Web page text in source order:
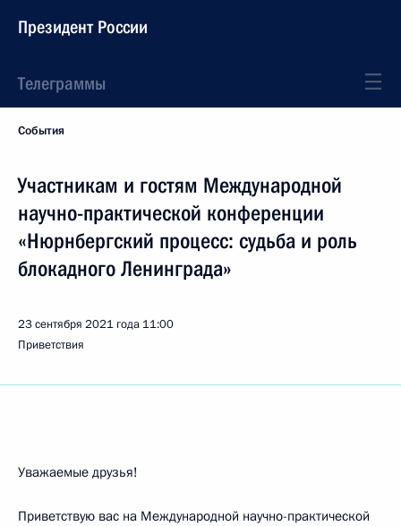
Президент России
Телеграммы
События
Участникам и гостям Международной
научно-практической конференции
«Нюрнбергский процесс: судьба и роль
блокадного Ленинграда»
23 сентября 2021 года 11:00
Приветствия
Уважаемые друзья!
Приветствую вас на Международной научно-практической